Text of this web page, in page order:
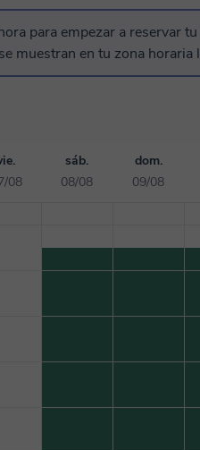
Matemáticas, Programación
para empezar a reservar tu
muestran en tu zona horaria
08
sáb.
08/08
dom.
09/08